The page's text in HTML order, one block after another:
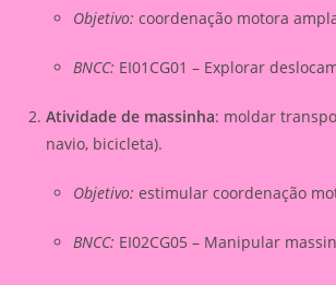
Objetivo: coordenação motora
BNCC: EI01CG01 – Explorar
Atividade de massinha: moldar
navio, bicicleta).
Objetivo: estimular coordenação
BNCC: EI02CG05 – Manipular